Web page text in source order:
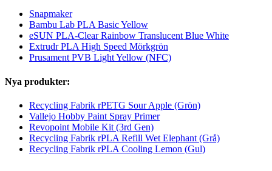
Snapmaker
Bambu Lab PLA Basic Yellow
eSUN PLA-Clear Rainbow Translucent Blue White
Extrudr PLA High Speed Mörkgrön
Prusament PVB Light Yellow (NFC)
Nya produkter:
Recycling Fabrik rPETG Sour Apple (Grön)
Vallejo Hobby Paint Spray Primer
Revopoint Mobile Kit (3rd Gen)
Recycling Fabrik rPLA Refill Wet Elephant (Grå)
Recycling Fabrik rPLA Cooling Lemon (Gul)